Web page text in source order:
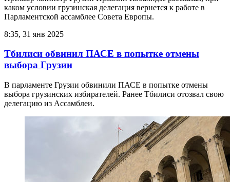
каком условии грузинская делегация вернется к работе в
Парламентской ассамблее Совета Европы.
8:35, 31 янв 2025
Тбилиси обвинил ПАСЕ в попытке отмены
выбора Грузии
В парламенте Грузии обвинили ПАСЕ в попытке отмены
выбора грузинских избирателей. Ранее Тбилиси отозвал свою
делегацию из Ассамблеи.